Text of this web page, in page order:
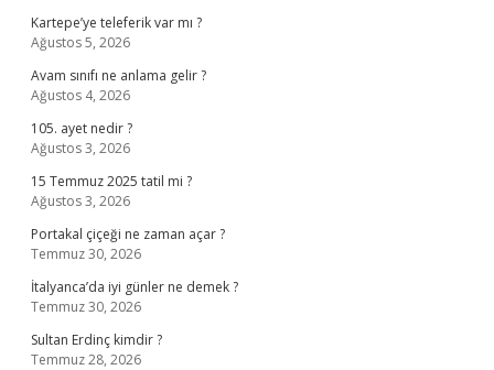
Kartepe’ye teleferik var mı ?
Ağustos 5, 2026
Avam sınıfı ne anlama gelir ?
Ağustos 4, 2026
105. ayet nedir ?
Ağustos 3, 2026
15 Temmuz 2025 tatil mi ?
Ağustos 3, 2026
Portakal çiçeği ne zaman açar ?
Temmuz 30, 2026
İtalyanca’da iyi günler ne demek ?
Temmuz 30, 2026
Sultan Erdinç kimdir ?
Temmuz 28, 2026